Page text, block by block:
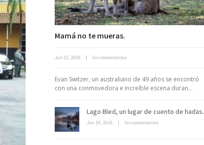
ciencia para triunfar en el comercio
electrónico
Mamá no te mueras.
Jan 22, 2016 | Sin comentarios
Evan Switzer, un australiano de 49 años se encontró
con una conmovedora e increíble escena duran...
Lago Bled, un lugar de cuento de hadas.
Jan 19, 2016 | Sin comentarios